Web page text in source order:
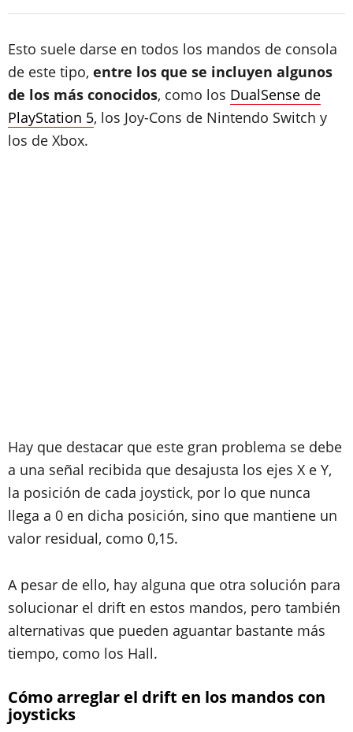
Esto suele darse en todos los mandos de consola
de este tipo, entre los que se incluyen algunos
de los más conocidos, como los DualSense de
PlayStation 5, los Joy-Cons de Nintendo Switch y
los de Xbox.
Hay que destacar que este gran problema se debe
a una señal recibida que desajusta los ejes X e Y,
la posición de cada joystick, por lo que nunca
llega a 0 en dicha posición, sino que mantiene un
valor residual, como 0,15.
A pesar de ello, hay alguna que otra solución para
solucionar el drift en estos mandos, pero también
alternativas que pueden aguantar bastante más
tiempo, como los Hall.
Cómo arreglar el drift en los mandos con
joysticks